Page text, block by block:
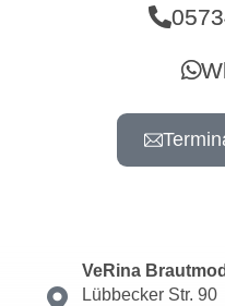
VeRina
Lübbecker Str. 90